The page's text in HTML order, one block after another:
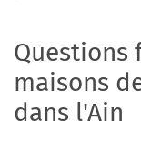
Questions
maisons
dans l'Ain